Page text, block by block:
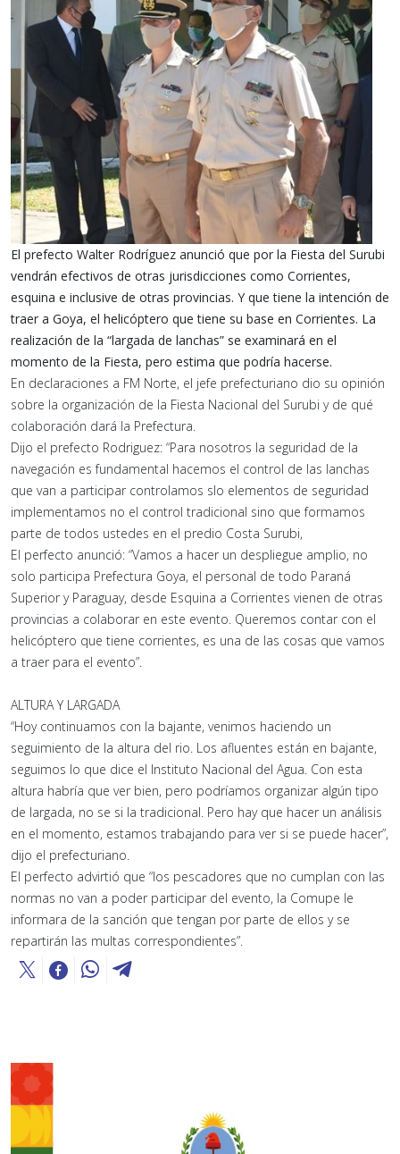
El prefecto Walter Rodríguez anunció que por la Fiesta del Surubi
vendrán efectivos de otras jurisdicciones como Corrientes,
esquina e inclusive de otras provincias. Y que tiene la intención de
traer a Goya, el helicóptero que tiene su base en Corrientes. La
realización de la “largada de lanchas” se examinará en el
momento de la Fiesta, pero estima que podría hacerse.
En declaraciones a FM Norte, el jefe prefecturiano dio su opinión
sobre la organización de la Fiesta Nacional del Surubi y de qué
colaboración dará la Prefectura.
Dijo el prefecto Rodriguez: “Para nosotros la seguridad de la
navegación es fundamental hacemos el control de las lanchas
que van a participar controlamos slo elementos de seguridad
implementamos no el control tradicional sino que formamos
parte de todos ustedes en el predio Costa Surubi,
El perfecto anunció: “Vamos a hacer un despliegue amplio, no
solo participa Prefectura Goya, el personal de todo Paraná
Superior y Paraguay, desde Esquina a Corrientes vienen de otras
provincias a colaborar en este evento. Queremos contar con el
helicóptero que tiene corrientes, es una de las cosas que vamos
a traer para el evento”.
ALTURA Y LARGADA
“Hoy continuamos con la bajante, venimos haciendo un
seguimiento de la altura del rio. Los afluentes están en bajante,
seguimos lo que dice el Instituto Nacional del Agua. Con esta
altura habría que ver bien, pero podríamos organizar algún tipo
de largada, no se si la tradicional. Pero hay que hacer un análisis
en el momento, estamos trabajando para ver si se puede hacer”,
dijo el prefecturiano.
El perfecto advirtió que “los pescadores que no cumplan con las
normas no van a poder participar del evento, la Comupe le
informara de la sanción que tengan por parte de ellos y se
repartirán las multas correspondientes”.